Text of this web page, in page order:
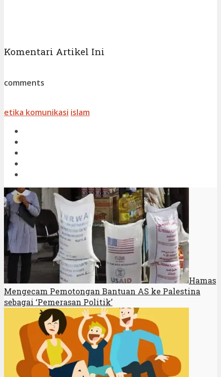
Komentari Artikel Ini
comments
etika komunikasi islam
Hamas
Mengecam Pemotongan Bantuan AS ke Palestina
sebagai ‘Pemerasan Politik’